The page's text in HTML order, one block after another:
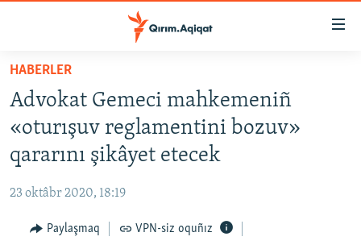
Esas
qaytmaq
Baş
navigatsiyağa
qaytmaq
Qıdıruvğa
HABERLER
İQTİSADİYAT
MEDENİYET
İNSAN AQLARI
HABERLER
Advokat Gemeci mahkemeniñ
«oturışuv reglamentini bozuv»
qararını şikâyet etecek
23 oktâbr 2020, 18:19
Paylaşmaq VPN-siz oquñız